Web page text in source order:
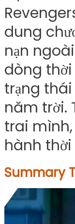
dung
nạn
dòng
trạng
năm trời.
trai
hành
Summary